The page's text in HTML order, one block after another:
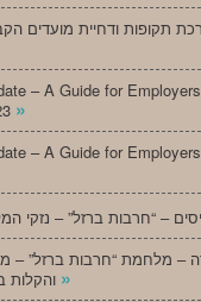
תקופות ודחיית מועדים
– A Guide for
»
– A Guide for
– מלחמת “חרבות ברזל” –
»